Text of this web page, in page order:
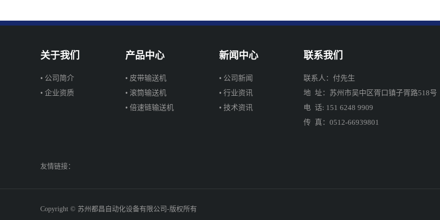
关于我们
• 公司简介
• 企业资质
产品中心
• 皮带输送机
• 滚筒输送机
• 倍速链输送机
新闻中心
• 公司新闻
• 行业资讯
• 技术资讯
联系我们
联系人：付先生
地 址：苏州市吴中区胥口镇子胥路518号
电 话: 151 6248 9909
传 真：0512-66939801
友情链接：
Copyright © 苏州都昌自动化设备有限公司-版权所有